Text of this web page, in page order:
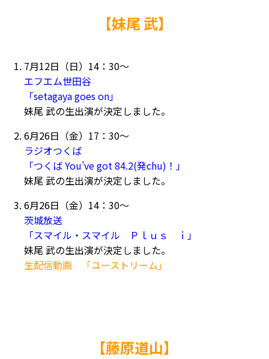
【妹尾 武】
7月12日（日）14：30～
エフエム世田谷
「setagaya goes on」
妹尾 武の生出演が決定しました。
6月26日（金）17：30～
ラジオつくば
「つくば You’ve got 84.2(発chu)！」
妹尾 武の生出演が決定しました。
6月26日（金）14：30～
茨城放送
「スマイル・スマイル Ｐｌｕｓ ｉ」
妹尾 武の生出演が決定しました。
生配信動画 「ユーストリーム」
【藤原道山】